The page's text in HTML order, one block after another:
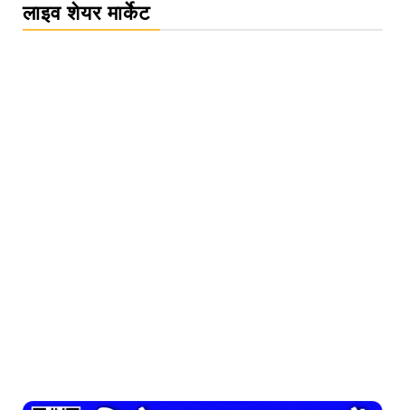
लाइव शेयर मार्केट